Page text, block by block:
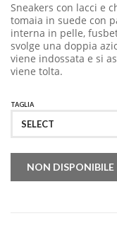
Sneakers con lacci e
tomaia in suede con
interna in pelle,
svolge una doppia
viene indossata e si
viene tolta.
TAGLIA
SELECT
NON DISPONIBILE